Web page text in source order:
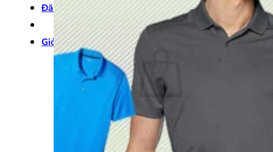
Đăng nhập
Giỏ hàng / 0₫ 0
Chưa có sản phẩm trong giỏ hàng.
Quay trở lại cửa hàng